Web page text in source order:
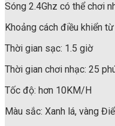
Sóng 2.4Ghz có thể chơi
Khoảng cách điều khiển
Thời gian sạc: 1.5 giờ
Thời gian chơi nhạc: 25
Tốc độ: hơn 10KM/H
Màu sắc: Xanh lá, vàng